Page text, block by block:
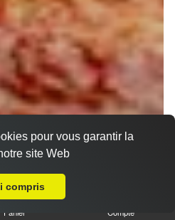
Panier Compte
pour vous garantir la
site Web
compris